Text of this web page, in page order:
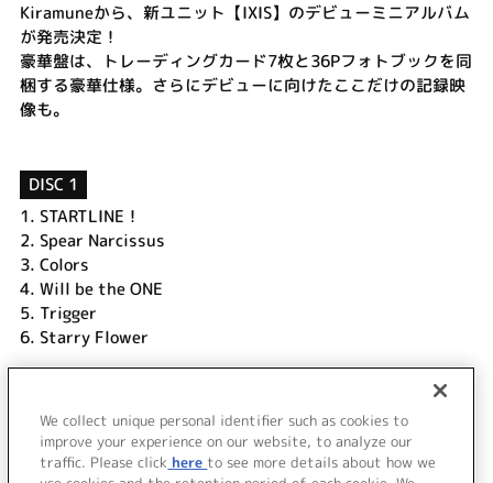
Kiramuneから、新ユニット【IXIS】のデビューミニアルバム
が発売決定！
豪華盤は、トレーディングカード7枚と36Pフォトブックを同
梱する豪華仕様。さらにデビューに向けたここだけの記録映
像も。
DISC 1
1. STARTLINE！
2. Spear Narcissus
3. Colors
4. Will be the ONE
5. Trigger
6. Starry Flower
メイキング - The Road to Debut -
TRAILER
We collect unique personal identifier such as cookies to
improve your experience on our website, to analyze our
traffic. Please click here to see more details about how we